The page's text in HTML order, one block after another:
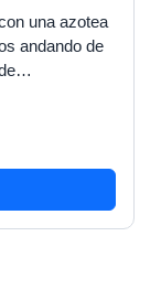
una azotea